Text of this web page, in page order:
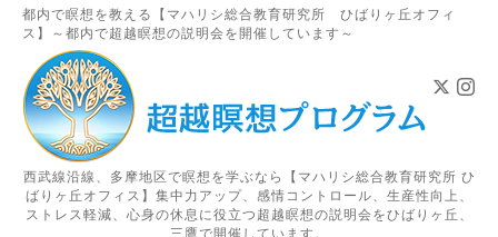
都内で瞑想を教える【マハリシ総合教育研究所 ひばりヶ丘オフィ
ス】～都内で超越瞑想の説明会を開催しています～
西武線沿線、多摩地区で瞑想を学ぶなら【マハリシ総合教育研究所 ひ
ばりヶ丘オフィス】集中力アップ、感情コントロール、生産性向上、
ストレス軽減、心身の休息に役立つ超越瞑想の説明会をひばりヶ丘、
三鷹で開催しています。